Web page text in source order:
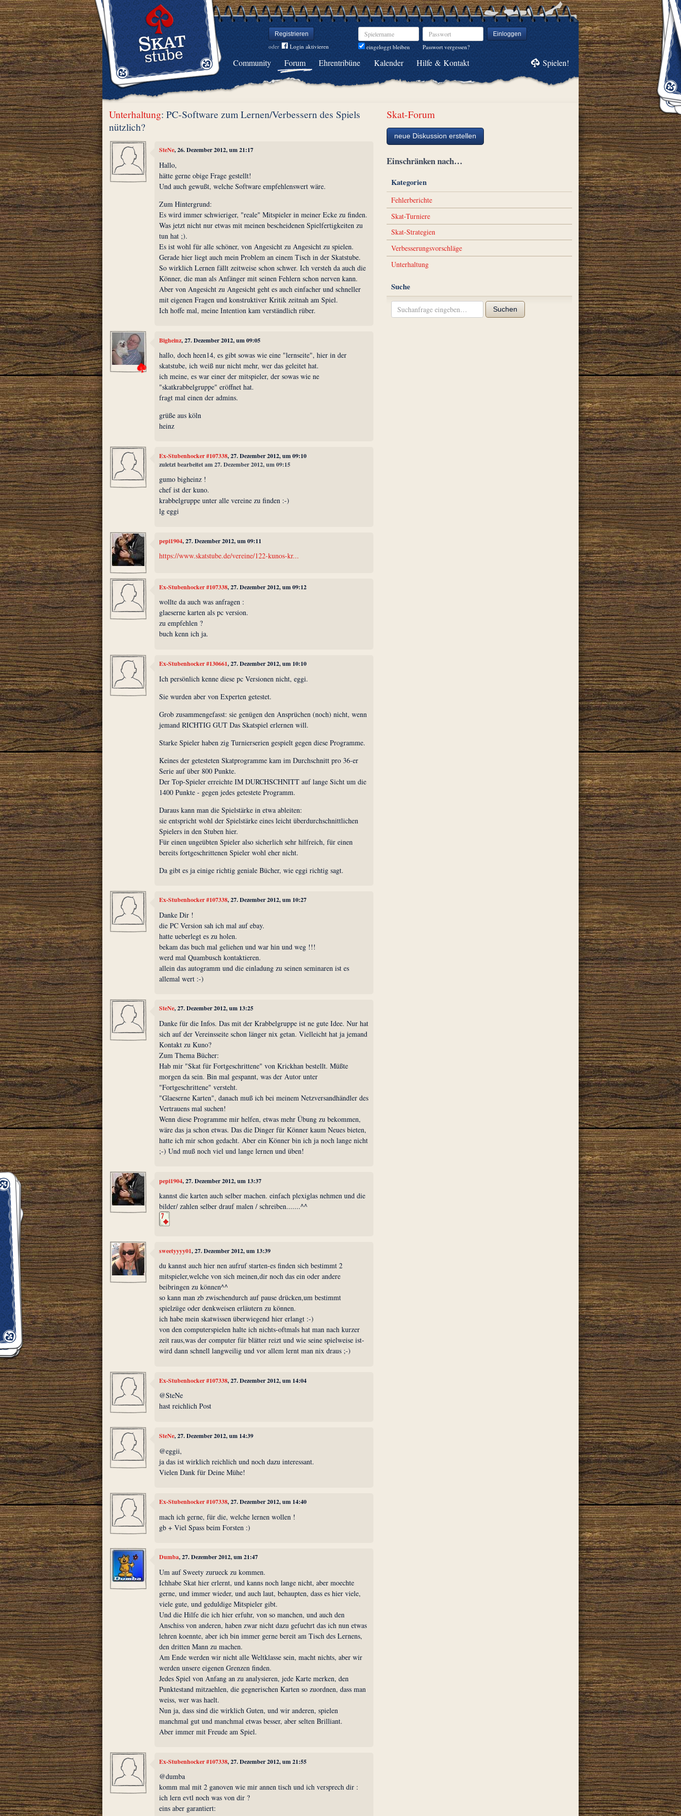
Registrieren
oder Login aktivieren
Spielername
eingeloggt bleiben
Passwort Einloggen
Passwort vergessen?
Community Forum Ehrentribüne Kalender Hilfe & Kontakt Spielen!
Unterhaltung: PC-Software zum Lernen/Verbessern des Spiels
nützlich?
SteNe, 26. Dezember 2012, um 21:17
Hallo,
hätte gerne obige Frage gestellt!
Und auch gewußt, welche Software empfehlenswert wäre.
Zum Hintergrund:
Es wird immer schwieriger, "reale" Mitspieler in meiner Ecke zu finden.
Was jetzt nicht nur etwas mit meinen bescheidenen Spielfertigkeiten zu
tun hat ;).
Es ist wohl für alle schöner, von Angesicht zu Angesicht zu spielen.
Gerade hier liegt auch mein Problem an einem Tisch in der Skatstube.
So wirklich Lernen fällt zeitweise schon schwer. Ich versteh da auch die
Könner, die man als Anfänger mit seinen Fehlern schon nerven kann.
Aber von Angesicht zu Angesicht geht es auch einfacher und schneller
mit eigenen Fragen und konstruktiver Kritik zeitnah am Spiel.
Ich hoffe mal, meine Intention kam verständlich rüber.
Bigheinz, 27. Dezember 2012, um 09:05
hallo, doch heen14, es gibt sowas wie eine "lernseite", hier in der
skatstube, ich weiß nur nicht mehr, wer das geleitet hat.
ich meine, es war einer der mitspieler, der sowas wie ne
"skatkrabbelgruppe" eröffnet hat.
fragt mal einen der admins.
grüße aus köln
heinz
Ex-Stubenhocker #107338, 27. Dezember 2012, um 09:10
zuletzt bearbeitet am 27. Dezember 2012, um 09:15
gumo bigheinz !
chef ist der kuno.
krabbelgruppe unter alle vereine zu finden :-)
lg eggi
pepi1904, 27. Dezember 2012, um 09:11
https://www.skatstube.de/vereine/122-kunos-kr...
Ex-Stubenhocker #107338, 27. Dezember 2012, um 09:12
wollte da auch was anfragen :
glaeserne karten als pc version.
zu empfehlen ?
buch kenn ich ja.
Ex-Stubenhocker #130661, 27. Dezember 2012, um 10:10
Ich persönlich kenne diese pc Versionen nicht, eggi.
Sie wurden aber von Experten getestet.
Grob zusammengefasst: sie genügen den Ansprüchen (noch) nicht, wenn
jemand RICHTIG GUT Das Skatspiel erlernen will.
Starke Spieler haben zig Turnierserien gespielt gegen diese Programme.
Keines der getesteten Skatprogramme kam im Durchschnitt pro 36-er
Serie auf über 800 Punkte.
Der Top-Spieler erreichte IM DURCHSCHNITT auf lange Sicht um die
1400 Punkte - gegen jedes getestete Programm.
Daraus kann man die Spielstärke in etwa ableiten:
sie entspricht wohl der Spielstärke eines leicht überdurchschnittlichen
Spielers in den Stuben hier.
Für einen ungeübten Spieler also sicherlich sehr hilfreich, für einen
bereits fortgeschrittenen Spieler wohl eher nicht.
Da gibt es ja einige richtig geniale Bücher, wie eggi richtig sagt.
Ex-Stubenhocker #107338, 27. Dezember 2012, um 10:27
Danke Dir !
die PC Version sah ich mal auf ebay.
hatte ueberlegt es zu holen.
bekam das buch mal geliehen und war hin und weg !!!
werd mal Quambusch kontaktieren.
allein das autogramm und die einladung zu seinen seminaren ist es
allemal wert :-)
SteNe, 27. Dezember 2012, um 13:25
Danke für die Infos. Das mit der Krabbelgruppe ist ne gute Idee. Nur hat
sich auf der Vereinsseite schon länger nix getan. Vielleicht hat ja jemand
Kontakt zu Kuno?
Zum Thema Bücher:
Hab mir "Skat für Fortgeschrittene" von Krickhan bestellt. Müßte
morgen da sein. Bin mal gespannt, was der Autor unter
"Fortgeschrittene" versteht.
"Glaeserne Karten", danach muß ich bei meinem Netzversandhändler des
Vertrauens mal suchen!
Wenn diese Programme mir helfen, etwas mehr Übung zu bekommen,
wäre das ja schon etwas. Das die Dinger für Könner kaum Neues bieten,
hatte ich mir schon gedacht. Aber ein Könner bin ich ja noch lange nicht
;-) Und muß noch viel und lange lernen und üben!
pepi1904, 27. Dezember 2012, um 13:37
kannst die karten auch selber machen. einfach plexiglas nehmen und die
bilder/ zahlen selber drauf malen / schreiben.......^^
sweetyyyy01, 27. Dezember 2012, um 13:39
du kannst auch hier nen aufruf starten-es finden sich bestimmt 2
mitspieler,welche von sich meinen,dir noch das ein oder andere
beibringen zu können^^
so kann man zb zwischendurch auf pause drücken,um bestimmt
spielzüge oder denkweisen erläutern zu können.
ich habe mein skatwissen überwiegend hier erlangt :-)
von den computerspielen halte ich nichts-oftmals hat man nach kurzer
zeit raus,was der computer für blätter reizt und wie seine spielweise ist-
wird dann schnell langweilig und vor allem lernt man nix draus ;-)
Ex-Stubenhocker #107338, 27. Dezember 2012, um 14:04
@SteNe
hast reichlich Post
SteNe, 27. Dezember 2012, um 14:39
@eggii,
ja das ist wirklich reichlich und noch dazu interessant.
Vielen Dank für Deine Mühe!
Ex-Stubenhocker #107338, 27. Dezember 2012, um 14:40
mach ich gerne, für die, welche lernen wollen !
gb + Viel Spass beim Forsten :)
Dumba, 27. Dezember 2012, um 21:47
Um auf Sweety zurueck zu kommen.
Ichhabe Skat hier erlernt, und kanns noch lange nicht, aber moechte
gerne, und immer wieder, und auch laut, behaupten, dass es hier viele,
viele gute, und geduldige Mitspieler gibt.
Und die Hilfe die ich hier erfuhr, von so manchen, und auch den
Anschiss von anderen, haben zwar nicht dazu gefuehrt das ich nun etwas
lehren koennte, aber ich bin immer gerne bereit am Tisch des Lernens,
den dritten Mann zu machen.
Am Ende werden wir nicht alle Weltklasse sein, macht nichts, aber wir
werden unsere eigenen Grenzen finden.
Jedes Spiel von Anfang an zu analysieren, jede Karte merken, den
Punktestand mitzaehlen, die gegnerischen Karten so zuordnen, dass man
weiss, wer was haelt.
Nun ja, dass sind die wirklich Guten, und wir anderen, spielen
manchmal gut und manchmal etwas besser, aber selten Brilliant.
Aber immer mit Freude am Spiel.
Ex-Stubenhocker #107338, 27. Dezember 2012, um 21:55
@dumba
komm mal mit 2 ganoven wie mir annen tisch und ich versprech dir :
ich lern evtl noch was von dir ?
eins aber garantiert:
Skat-Forum
neue Diskussion erstellen
Einschränken nach…
Kategorien
Fehlerberichte
Skat-Turniere
Skat-Strategien
Verbesserungsvorschläge
Unterhaltung
Suche
Suchen